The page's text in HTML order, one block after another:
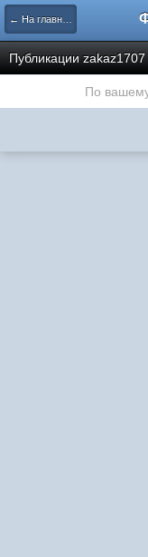
← На главную
Публикации zakaz1707
По